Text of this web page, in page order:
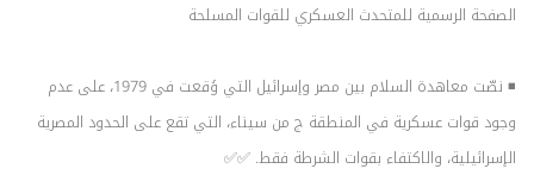
الصفحة الرسمية للمتحدث العسكري للقوات المسلحة
◾ نصّت معاهدة السلام بين مصر وإسرائيل التي وُقعت في 1979، على عدم
وجود قوات عسكرية في المنطقة ج من سيناء، التي تقع على الحدود المصرية
الإسرائيلية، والاكتفاء بقوات الشرطة فقط. ✅✅